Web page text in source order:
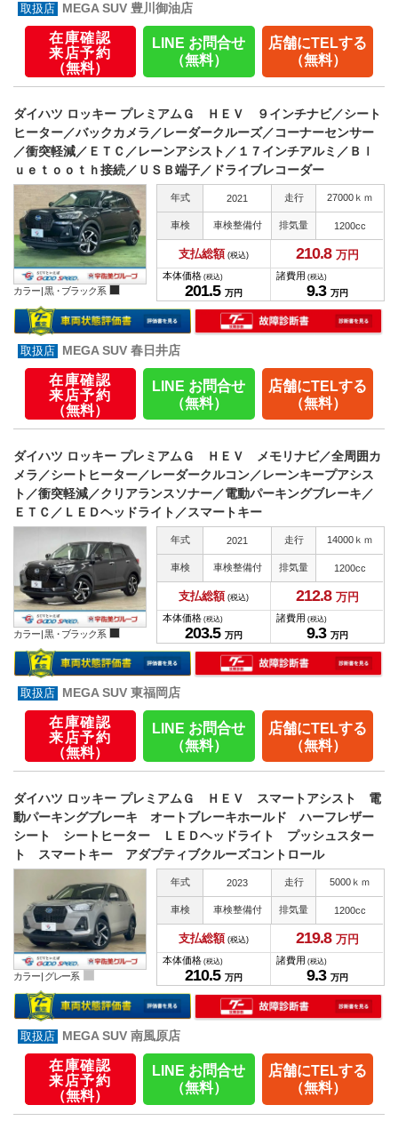
MEGA SUV 豊川御油店
在庫確認
来店予約
（無料）
LINE お問合せ
（無料）
店舗にTELする
（無料）
ダイハツ ロッキー プレミアムＧ ＨＥＶ ９インチナビ／シート
ヒーター／バックカメラ／レーダークルーズ／コーナーセンサー
／衝突軽減／ＥＴＣ／レーンアシスト／１７インチアルミ／Ｂｌ
ｕｅｔｏｏｔｈ接続／ＵＳＢ端子／ドライブレコーダー
カラー | 黒・ブラック系
年式 2021 走行 27000ｋｍ
車検 車検整備付 排気量 1200cc
支払総額 (税込) 210.8 万円
本体価格 (税込)
201.5 万円
諸費用 (税込)
9.3 万円
MEGA SUV 春日井店
在庫確認
来店予約
（無料）
LINE お問合せ
（無料）
店舗にTELする
（無料）
ダイハツ ロッキー プレミアムＧ ＨＥＶ メモリナビ／全周囲カ
メラ／シートヒーター／レーダークルコン／レーンキープアシス
ト／衝突軽減／クリアランスソナー／電動パーキングブレーキ／
ＥＴＣ／ＬＥＤヘッドライト／スマートキー
カラー |黒・ブラック系
年式 2021 走行 14000ｋｍ
車検 車検整備付 排気量 1200cc
支払総額 (税込) 212.8 万円
本体価格 (税込)
203.5 万円
諸費用 (税込)
9.3 万円
MEGA SUV 東福岡店
在庫確認
来店予約
（無料）
LINE お問合せ
（無料）
店舗にTELする
（無料）
ダイハツ ロッキー プレミアムＧ ＨＥＶ スマートアシスト 電
動パーキングブレーキ オートブレーキホールド ハーフレザー
シート シートヒーター ＬＥＤヘッドライト プッシュスター
ト スマートキー アダプティブクルーズコントロール
カラー | グレー系
年式 2023 走行 5000ｋｍ
車検 車検整備付 排気量 1200cc
支払総額 (税込) 219.8 万円
本体価格 (税込)
210.5 万円
諸費用 (税込)
9.3 万円
MEGA SUV 南風原店
在庫確認
来店予約
（無料）
LINE お問合せ
（無料）
店舗にTELする
（無料）